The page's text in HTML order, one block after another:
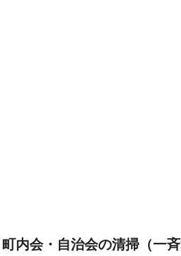
町内会・自治会の清掃（一